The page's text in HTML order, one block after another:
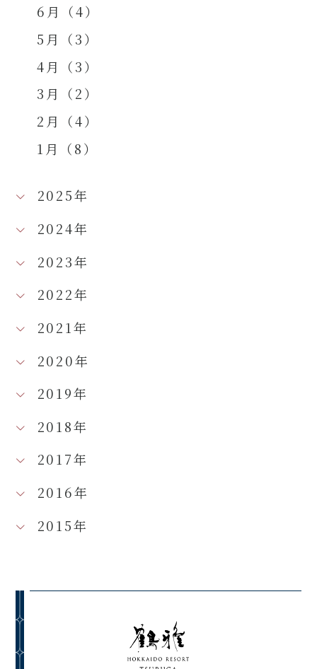
6月（4）
5月（3）
4月（3）
3月（2）
2月（4）
1月（8）
2025年
2024年
2023年
2022年
2021年
2020年
2019年
2018年
2017年
2016年
2015年